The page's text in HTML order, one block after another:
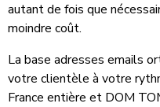
autant de fois que
moindre coût.
La base adresses emails
votre clientèle à votre
France entière et DOM